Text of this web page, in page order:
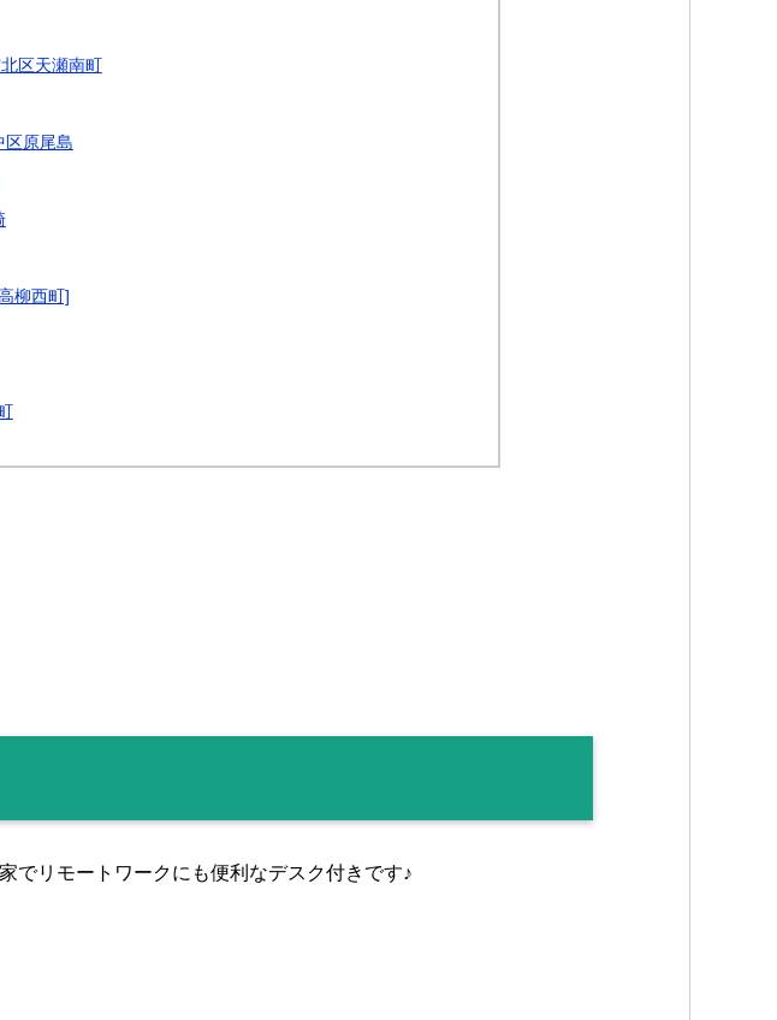
区天瀬南町
原尾島
柳西町]
でリモートワークにも便利なデスク付きです♪